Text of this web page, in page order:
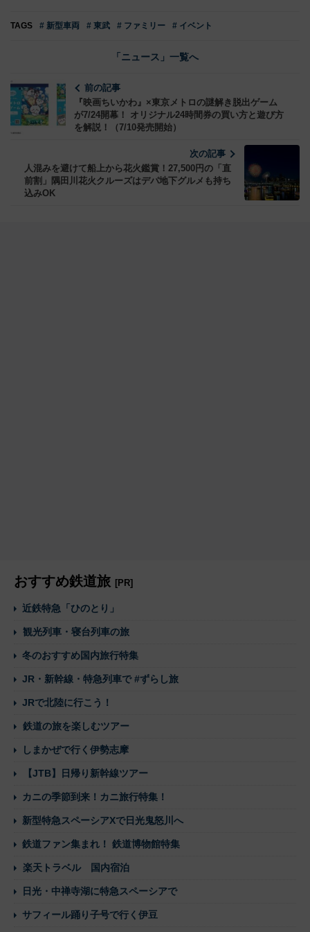
TAGS # 新型車両 # 東武 # ファミリー # イベント
「ニュース」一覧へ
前の記事
『映画ちいかわ』×東京メトロの謎解き脱出ゲーム
が7/24開幕！ オリジナル24時間券の買い方と遊び方
を解説！（7/10発売開始）
次の記事
人混みを避けて船上から花火鑑賞！27,500円の「直
前割」隅田川花火クルーズはデパ地下グルメも持ち
込みOK
おすすめ鉄道旅 [PR]
近鉄特急「ひのとり」
観光列車・寝台列車の旅
冬のおすすめ国内旅行特集
JR・新幹線・特急列車で #ずらし旅
JRで北陸に行こう！
鉄道の旅を楽しむツアー
しまかぜで行く伊勢志摩
【JTB】日帰り新幹線ツアー
カニの季節到来！カニ旅行特集！
新型特急スペーシアXで日光鬼怒川へ
鉄道ファン集まれ！ 鉄道博物館特集
楽天トラベル 国内宿泊
日光・中禅寺湖に特急スペーシアで
サフィール踊り子号で行く伊豆